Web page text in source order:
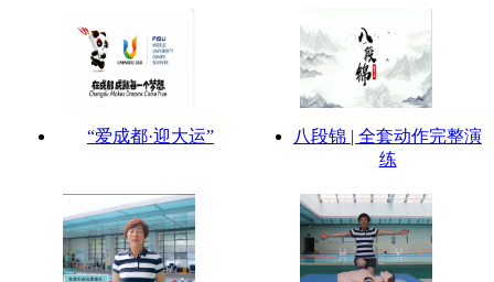
“爱成都·迎大运”
八段锦 | 全套动作完整演
练